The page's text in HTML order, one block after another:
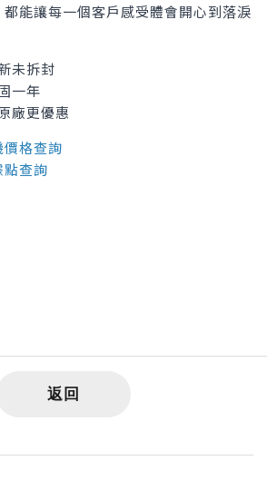
能讓每一個客戶感受體會開心到落淚
未拆封
一年
廠更優惠
價格查詢
點查詢
返回